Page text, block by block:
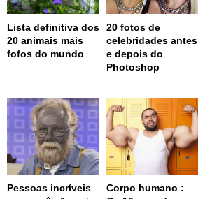
Lista definitiva dos
20 animais mais
fofos do mundo
20 fotos de
celebridades antes
e depois do
Photoshop
Pessoas incríveis
Corpo humano :